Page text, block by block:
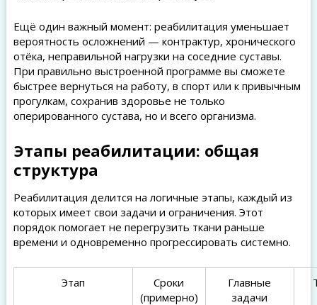
Ещё один важный момент: реабилитация уменьшает
вероятность осложнений — контрактур, хронического
отёка, неправильной нагрузки на соседние суставы.
При правильно выстроенной программе вы сможете
быстрее вернуться на работу, в спорт или к привычным
прогулкам, сохранив здоровье не только
оперированного сустава, но и всего организма.
Этапы реабилитации: общая
структура
Реабилитация делится на логичные этапы, каждый из
которых имеет свои задачи и ограничения. Этот
порядок помогает не перегрузить ткани раньше
времени и одновременно прогрессировать системно.
Этап
Сроки
(примерно)
Главные
задачи